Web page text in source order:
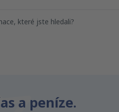
které jste hledali?
a peníze.